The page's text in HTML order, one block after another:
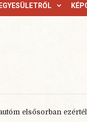
EGYESÜLETRŐL
elsősorban